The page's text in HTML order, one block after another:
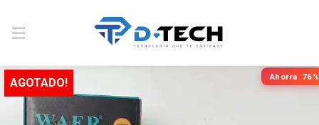
Ahorra 76%
AGOTADO!